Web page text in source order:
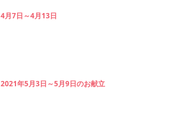
4月7日～4月13日
2021年5月3日～5月9日のお献立